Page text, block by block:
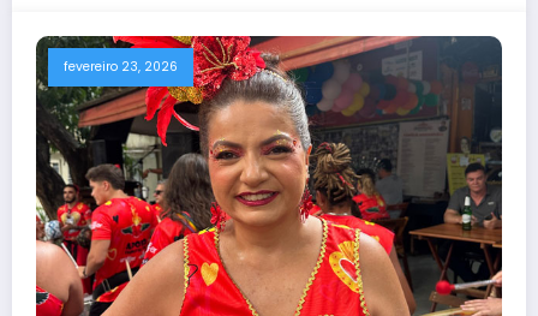
fevereiro 23, 2026